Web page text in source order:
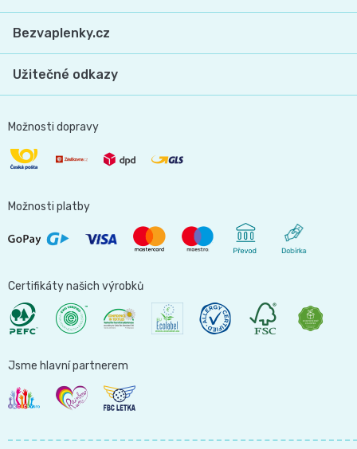
Bezvaplenky.cz
Užitečné odkazy
Možnosti dopravy
Možnosti platby
Certifikáty našich výrobků
Jsme hlavní partnerem